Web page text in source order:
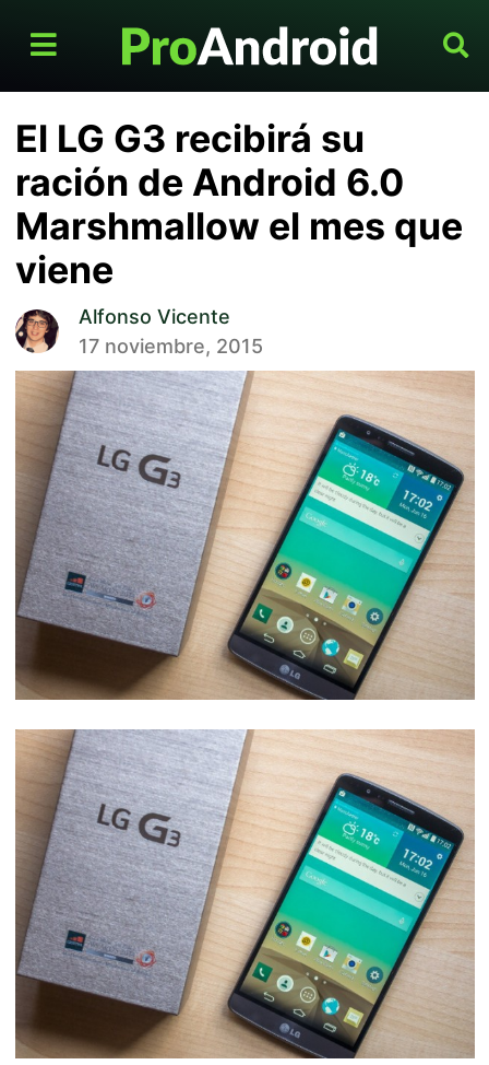
El LG G3 recibirá su
ración de Android 6.0
Marshmallow el mes que
viene
Alfonso Vicente
17 noviembre, 2015